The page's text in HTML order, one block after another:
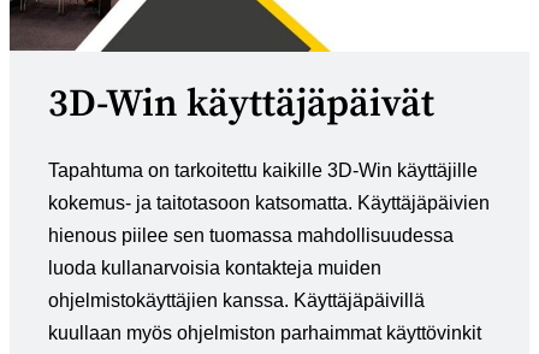
3D-Win käyttäjäpäivät
Tapahtuma on tarkoitettu kaikille 3D-Win käyttäjille
kokemus- ja taitotasoon katsomatta. Käyttäjäpäivien
hienous piilee sen tuomassa mahdollisuudessa
luoda kullanarvoisia kontakteja muiden
ohjelmistokäyttäjien kanssa. Käyttäjäpäivillä
kuullaan myös ohjelmiston parhaimmat käyttövinkit